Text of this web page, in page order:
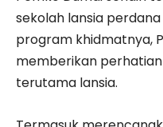
sekolah lansia
program khidmatnya,
memberikan
terutama lansia.